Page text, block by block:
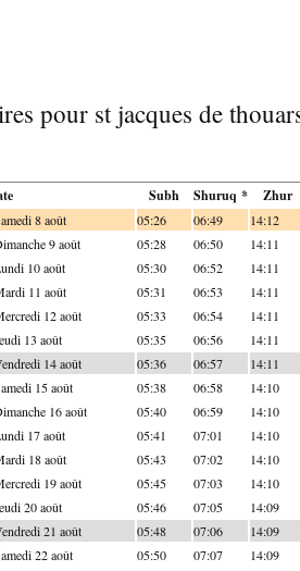
pour st jacques de
Subh Shuruq * Zhur
8 août 05:26 06:49 14:12
9 août 05:28 06:50 14:11
10 août 05:30 06:52 14:11
11 août 05:31 06:53 14:11
12 août 05:33 06:54 14:11
13 août 05:35 06:56 14:11
14 août 05:36 06:57 14:11
15 août 05:38 06:58 14:10
16 août 05:40 06:59 14:10
17 août 05:41 07:01 14:10
18 août 05:43 07:02 14:10
19 août 05:45 07:03 14:10
20 août 05:46 07:05 14:09
21 août 05:48 07:06 14:09
22 août 05:50 07:07 14:09